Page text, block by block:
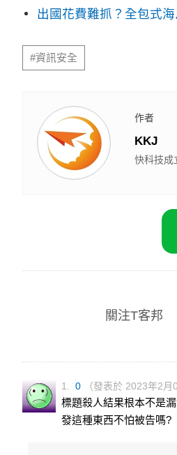
出國花費難抓？全包式
#資訊安全
作者
KKJ
快科技成
關注T客邦
1. 0 （發表於 2023年2月
標題殺人結果根本不是漏
發這種東西不怕被告嗎?